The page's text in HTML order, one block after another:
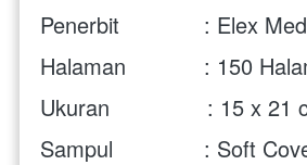
Penerbit             : Elex
Halaman            : 150
Ukuran               : 15 x 21
Sampul              : Soft